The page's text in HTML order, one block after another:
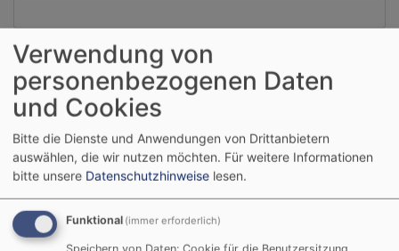
Betreff
Nachricht
Verwendung von
personenbezogenen Daten
und Cookies
Bitte die Dienste und Anwendungen von Drittanbietern
auswählen, die wir nutzen möchten. Für weitere Informationen
bitte unsere Datenschutzhinweise lesen.
Funktional (immer erforderlich)